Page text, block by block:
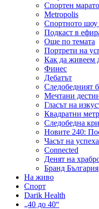
Спортен
Metropolis
Спортното шоу
Подкаст в
Още по темата
Портрети на
Как да живеем
Финес
Дебатът
Следобедният
Мечтани
Гласът на
Квадратни
Следобедна
Новите 240:
Часът на успеха
Connected
Денят на
Бранд България
На живо
Спорт
Darik Health
„40 до 40“